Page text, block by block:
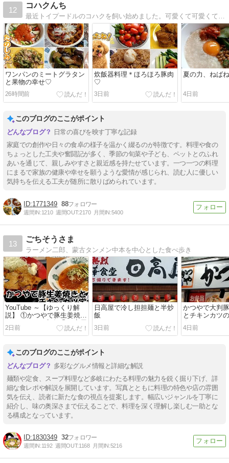
12
コハクんち
ワンパンのミートグラタン
と果物の幸せ♡
26時間前
炊飯器料理＊ほろほろ豚肉
♡
3日前
夏の力、ねば
4日前
このブログのここがポイント
日常の喜びを映す丁寧な記録
家庭での創作や日々の食卓の様子を温かく綴るのが特徴です。料理や食の
ちょっとした工夫や奮闘記が多く、季節の旬菜や子ども、ペットとのふれ
あいを通じて、親しみやすさと親近感を持たせています。一つ一つの料理
にまるで家族の健康や幸せを願うような愛情が感じられ、読む人に優しい
気持ちを伝える工夫が随所に散りばめられています。
1771349 88
週間IN:1210 週間OUT:2170 月間IN:5400
13
ごちそうさま
ラーメン二郎、蒙古タンメン中本を中心とした食べ歩き
YouTube ～【ゆっくり解
説】 ①かつやで豚生姜焼き
とチキンカツ定食 ②日高屋
で冷し担担麺と半炒飯
2日前
日高屋で冷し担担麺と半炒
飯
3日前
かつやで大判
とチキンカツ
4日前
このブログのここがポイント
多彩なグルメ情報と詳細な解説
麺類や定食、スープ料理など多岐にわたる料理の魅力を鋭く掘り下げ、詳
細な食レポや解説を展開しています。写真とともに料理の特色や店の雰囲
気を伝え、読者に新たな食の視点を提案します。幅広いジャンルを丁寧に
紹介し、味の奥深さまで伝えることで、料理を深く理解し楽しむ一助とな
る構成となっています。
1830349 32
週間IN:1192 週間OUT:1168 月間IN:5216